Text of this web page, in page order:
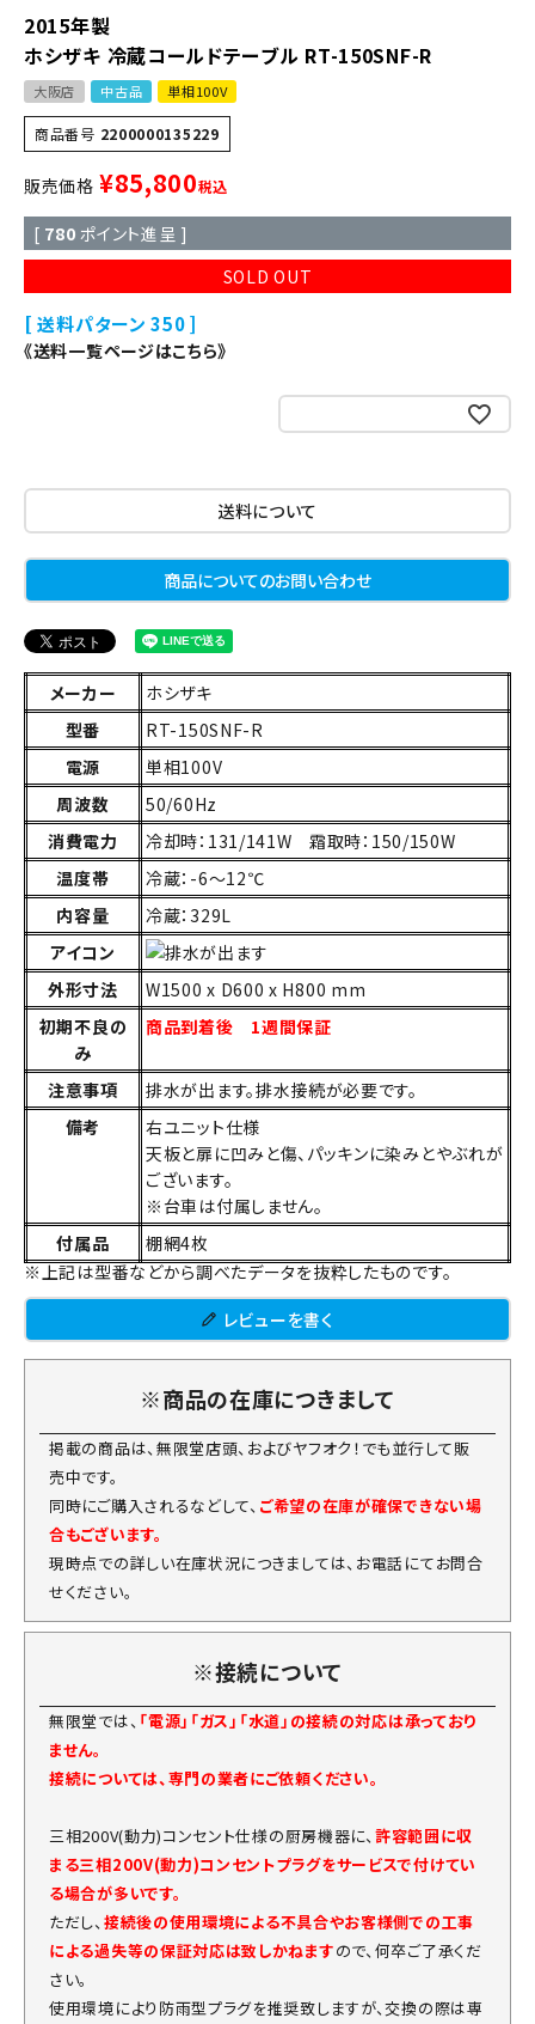
2015年製
ホシザキ 冷蔵コールドテーブル RT-150SNF-R
大阪店 中古品 単相100V
商品番号 2200000135229
販売価格 ¥85,800税込
[ 780 ポイント進呈 ]
SOLD OUT
送料パターン 350
《送料一覧ページはこちら》
送料について
商品についてのお問い合わせ
メーカー
ホシザキ
型番
RT-150SNF-R
電源
単相100V
周波数
50/60Hz
消費電力
冷却時：131/141W 霜取時：150/150W
温度帯
冷蔵：-6～12℃
内容量
冷蔵：329L
アイコン
外形寸法
W1500 x D600 x H800 mm
初期不良の
み
商品到着後 1週間保証
注意事項
排水が出ます。排水接続が必要です。
備考
右ユニット仕様
天板と扉に凹みと傷、パッキンに染みとやぶれが
ございます。
※台車は付属しません。
付属品
棚網4枚
※上記は型番などから調べたデータを抜粋したものです。
レビューを書く
※商品の在庫につきまして
掲載の商品は、無限堂店頭、およびヤフオク！でも並行して販
売中です。
同時にご購入されるなどして、 ご希望の在庫が確保できない場
合もございます。
現時点での詳しい在庫状況につきましては、お電話にてお問合
せください。
※接続について
無限堂では、 「電源」「ガス」「水道」の接続の対応は承っており
ません。
接続については、専門の業者にご依頼ください。
三相200V(動力)コンセント仕様の厨房機器に、 許容範囲に収
まる三相200V(動力)コンセントプラグをサービスで付けてい
る場合が多いです。
ただし、 接続後の使用環境による不具合やお客様側での工事
による過失等の保証対応は致しかねますので、何卒ご了承くだ
さい。
使用環境により防雨型プラグを推奨致しますが、交換の際は専